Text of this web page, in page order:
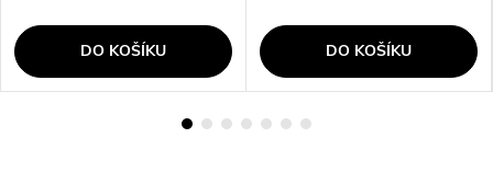
DO KOŠÍKU DO KOŠÍKU